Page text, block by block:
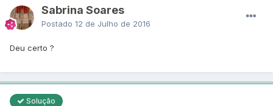
Sabrina Soares
Postado 12 de Julho de 2016
Deu certo ?
Solução